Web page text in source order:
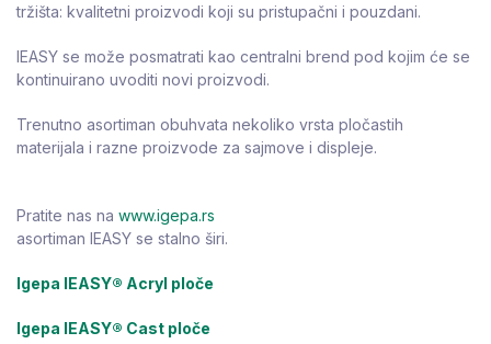
tržišta: kvalitetni proizvodi koji su pristupačni i pouzdani.
IEASY se može posmatrati kao centralni brend pod kojim će se
kontinuirano uvoditi novi proizvodi.
Trenutno asortiman obuhvata nekoliko vrsta pločastih
materijala i razne proizvode za sajmove i displeje.
Pratite nas na www.igepa.rs
asortiman IEASY se stalno širi.
Igepa IEASY® Acryl ploče
Igepa IEASY® Cast ploče